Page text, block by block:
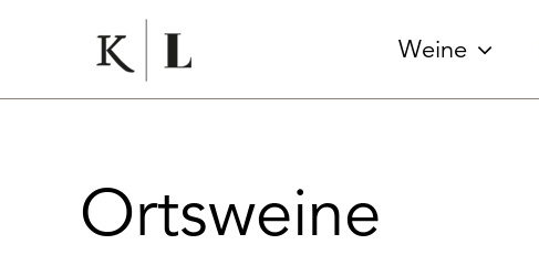
Weine
Ortsweine